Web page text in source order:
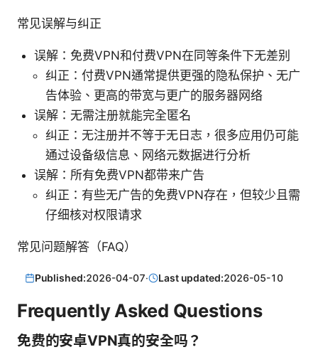
常见误解与纠正
误解：免费VPN和付费VPN在同等条件下无差别
纠正：付费VPN通常提供更强的隐私保护、无广
告体验、更高的带宽与更广的服务器网络
误解：无需注册就能完全匿名
纠正：无注册并不等于无日志，很多应用仍可能
通过设备级信息、网络元数据进行分析
误解：所有免费VPN都带来广告
纠正：有些无广告的免费VPN存在，但较少且需
仔细核对权限请求
常见问题解答（FAQ）
Published:2026-04-07· Last updated:2026-05-10
Frequently Asked Questions
免费的安卓VPN真的安全吗？